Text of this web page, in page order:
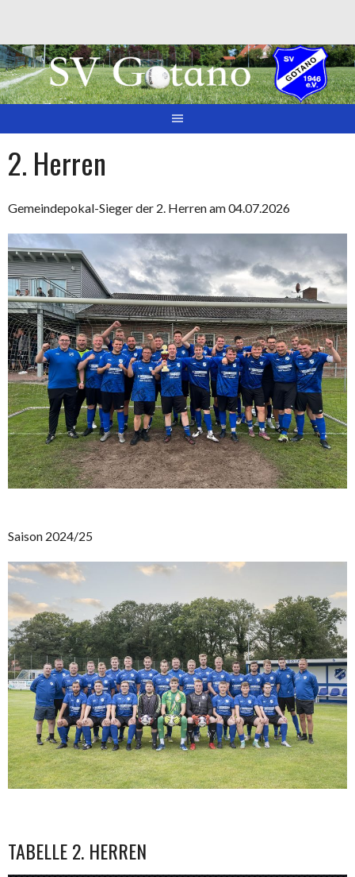
Inhalt
2. Herren
Gemeindepokal-Sieger der 2. Herren am 04.07.2026
Saison 2024/25
TABELLE 2. HERREN